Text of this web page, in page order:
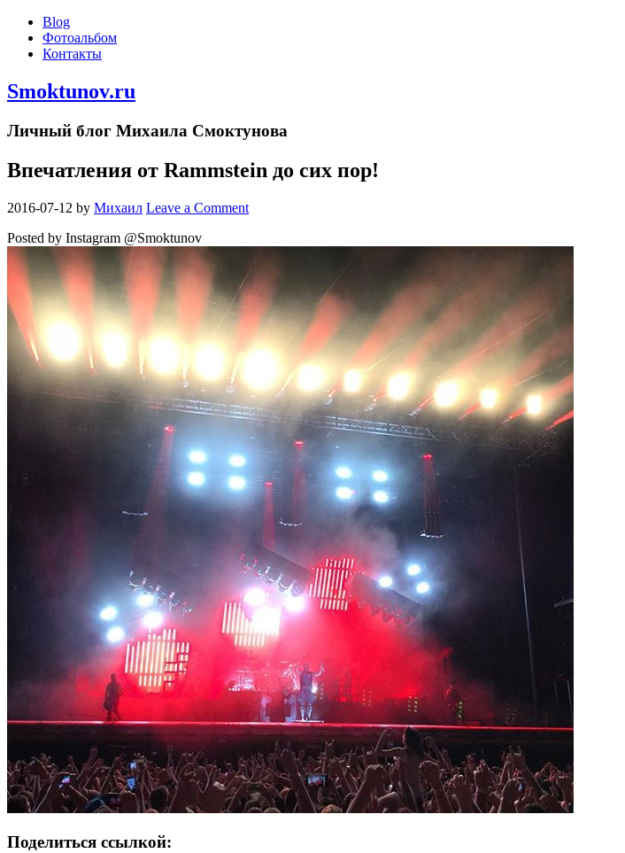
Blog
Фотоальбом
Контакты
Smoktunov.ru
Личный блог Михаила Смоктунова
Впечатления от Rammstein до сих пор!
2016-07-12 by Михаил Leave a Comment
Posted by Instagram @Smoktunov
Поделиться ссылкой: